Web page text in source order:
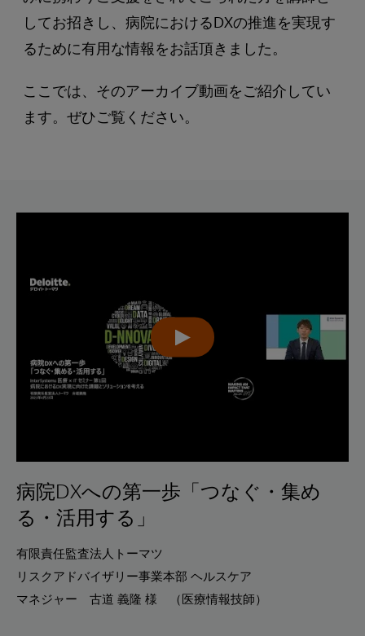
してお招きし、病院におけるDXの推進を実現す
るために有用な情報をお話頂きました。
ここでは、そのアーカイブ動画をご紹介してい
ます。ぜひご覧ください。
病院DXへの第一歩「つなぐ・集め
る・活用する」
有限責任監査法人トーマツ
リスクアドバイザリー事業本部 ヘルスケア
マネジャー 古道 義隆 様 （医療情報技師）